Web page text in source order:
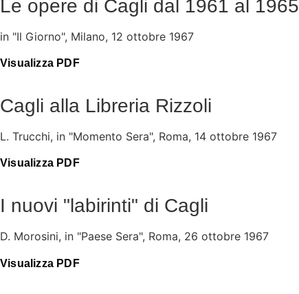
Le opere di Cagli dal 1961 al 1965
in "Il Giorno", Milano, 12 ottobre 1967
Visualizza PDF
Cagli alla Libreria Rizzoli
L. Trucchi, in "Momento Sera", Roma, 14 ottobre 1967
Visualizza PDF
I nuovi "labirinti" di Cagli
D. Morosini, in "Paese Sera", Roma, 26 ottobre 1967
Visualizza PDF